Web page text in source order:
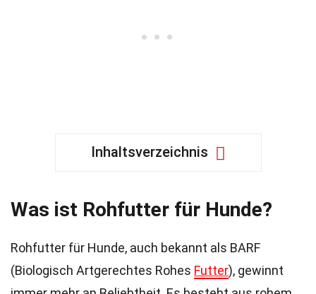
Inhaltsverzeichnis
Was ist Rohfutter für Hunde?
Rohfutter für Hunde, auch bekannt als BARF
(Biologisch Artgerechtes Rohes Futter), gewinnt